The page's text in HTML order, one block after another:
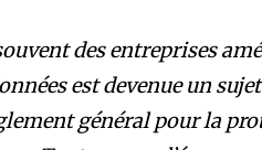
des entreprises
est devenue un
général pour la